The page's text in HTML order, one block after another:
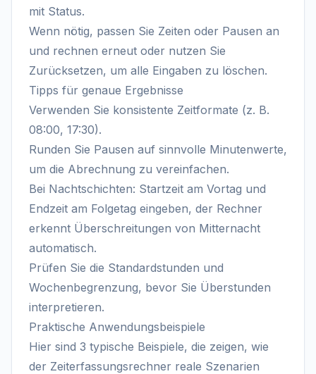
mit Status.
Wenn nötig, passen Sie Zeiten oder Pausen an
und rechnen erneut oder nutzen Sie
Zurücksetzen, um alle Eingaben zu löschen.
Tipps für genaue Ergebnisse
Verwenden Sie konsistente Zeitformate (z. B.
08:00, 17:30).
Runden Sie Pausen auf sinnvolle Minutenwerte,
um die Abrechnung zu vereinfachen.
Bei Nachtschichten: Startzeit am Vortag und
Endzeit am Folgetag eingeben, der Rechner
erkennt Überschreitungen von Mitternacht
automatisch.
Prüfen Sie die Standardstunden und
Wochenbegrenzung, bevor Sie Überstunden
interpretieren.
Praktische Anwendungsbeispiele
Hier sind 3 typische Beispiele, die zeigen, wie
der Zeiterfassungsrechner reale Szenarien